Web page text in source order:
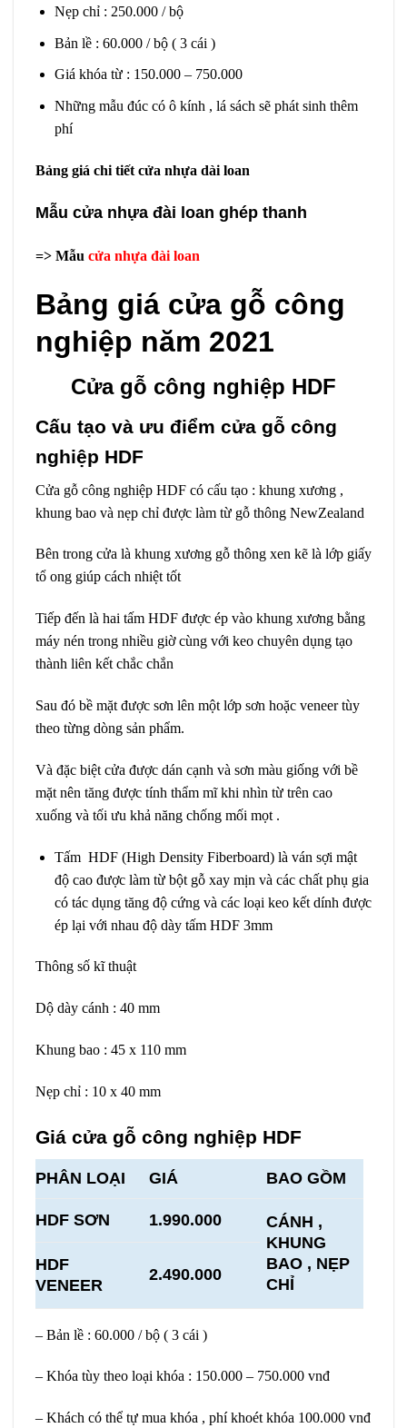
Nẹp chỉ : 250.000 / bộ
Bản lề : 60.000 / bộ ( 3 cái )
Giá khóa từ : 150.000 – 750.000
Những mẫu đúc có ô kính , lá sách sẽ phát sinh thêm
phí
Bảng giá chi tiết cửa nhựa dài loan
Mẫu cửa nhựa đài loan ghép thanh
=> Mẫu cửa nhựa đài loan
Bảng giá cửa gỗ công
nghiệp năm 2021
Cửa gỗ công nghiệp HDF
Cấu tạo và ưu điểm cửa gỗ công
nghiệp HDF
Cửa gỗ công nghiệp HDF có cấu tạo : khung xương ,
khung bao và nẹp chỉ được làm từ gỗ thông NewZealand
Bên trong cửa là khung xương gỗ thông xen kẽ là lớp giấy
tổ ong giúp cách nhiệt tốt
Tiếp đến là hai tấm HDF được ép vào khung xương bằng
máy nén trong nhiều giờ cùng với keo chuyên dụng tạo
thành liên kết chắc chắn
Sau đó bề mặt được sơn lên một lớp sơn hoặc veneer tùy
theo từng dòng sản phẩm.
Và đặc biệt cửa được dán cạnh và sơn màu giống với bề
mặt nên tăng được tính thẩm mĩ khi nhìn từ trên cao
xuống và tối ưu khả năng chống mối mọt .
Tấm HDF (High Density Fiberboard) là ván sợi mật
độ cao được làm từ bột gỗ xay mịn và các chất phụ gia
có tác dụng tăng độ cứng và các loại keo kết dính được
ép lại với nhau độ dày tấm HDF 3mm
Thông số kĩ thuật
Dộ dày cánh : 40 mm
Khung bao : 45 x 110 mm
Nẹp chỉ : 10 x 40 mm
Giá cửa gỗ công nghiệp HDF
PHÂN LOẠI GIÁ BAO GỒM
HDF SƠN 1.990.000
CÁNH ,
KHUNG
BAO , NẸP
CHỈ
HDF
VENEER
2.490.000
– Bản lề : 60.000 / bộ ( 3 cái )
– Khóa tùy theo loại khóa : 150.000 – 750.000 vnđ
– Khách có thể tự mua khóa , phí khoét khóa 100.000 vnđ